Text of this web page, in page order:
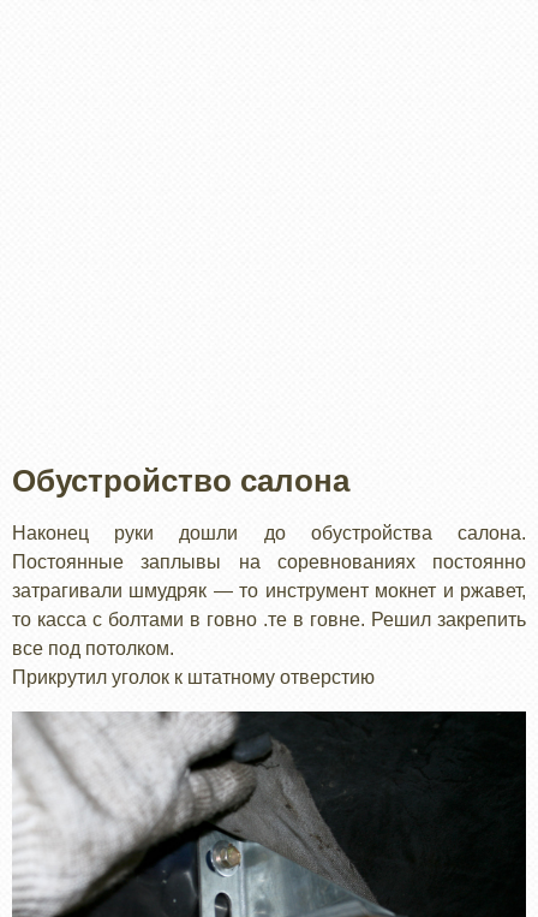
Обустройство салона
Наконец руки дошли до обустройства салона.
Постоянные заплывы на соревнованиях постоянно
затрагивали шмудряк — то инструмент мокнет и ржавет,
то касса с болтами в говно .те в говне. Решил закрепить
все под потолком.
Прикрутил уголок к штатному отверстию